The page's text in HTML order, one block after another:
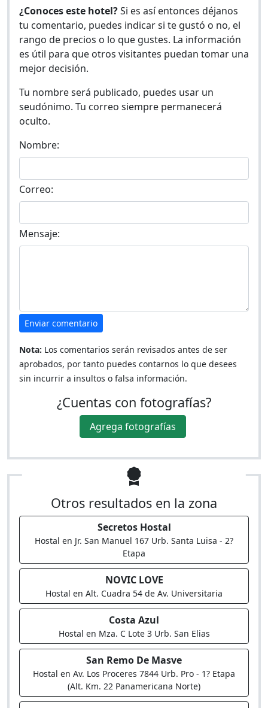
¿Conoces este hotel?Si es así entonces déjanos
tu comentario, puedes indicar si te gustó o no, el
rango de precios o lo que gustes. La información
es útil para que otros visitantes puedan tomar una
mejor decisión.
Tu nombre será publicado, puedes usar un
seudónimo. Tu correo siempre permanecerá
oculto.
Nombre:
Correo:
Mensaje:
Enviar comentario
Nota: Los comentarios serán revisados antes de ser
aprobados, por tanto puedes contarnos lo que desees
sin incurrir a insultos o falsa información.
¿Cuentas con fotografías?
Agrega fotografías
Otros resultados en la zona
Secretos Hostal
Hostal en Jr. San Manuel 167 Urb. Santa Luisa - 2?
Etapa
NOVIC LOVE
Hostal en Alt. Cuadra 54 de Av. Universitaria
Costa Azul
Hostal en Mza. C Lote 3 Urb. San Elias
San Remo De Masve
Hostal en Av. Los Proceres 7844 Urb. Pro - 1? Etapa
(Alt. Km. 22 Panamericana Norte)